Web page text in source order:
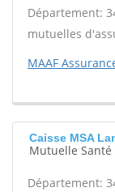
Département:
mutuelles
MAAF
Caisse MSA
Mutuelle Santé
Département: